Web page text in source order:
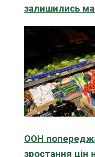
залишились
ООН
зростання цін